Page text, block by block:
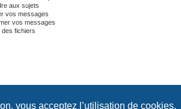
vous acceptez l’utilisation de cookies.
aux sujets
vos messages
vos messages
des fichiers